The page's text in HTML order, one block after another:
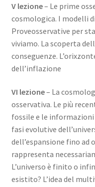
V lezione– Le prime
cosmologica. I modelli
Proveosservative per
viviamo. La scoperta
conseguenze.
dell’inflazione
VI lezione– La
osservativa. Le più
fossile e le informazioni
fasi evolutive
dell’espansione fino ad
rappresenta
L’universo è finito o
esistito? L’idea del